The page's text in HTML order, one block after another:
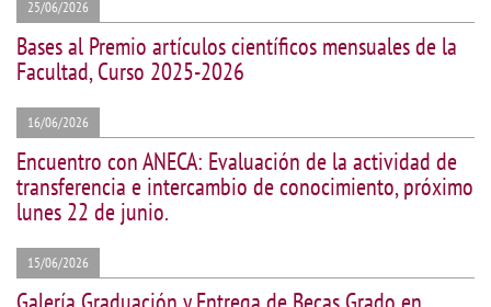
25/06/2026
Bases al Premio artículos científicos mensuales de la
Facultad, Curso 2025-2026
16/06/2026
Encuentro con ANECA: Evaluación de la actividad de
transferencia e intercambio de conocimiento, próximo
lunes 22 de junio.
15/06/2026